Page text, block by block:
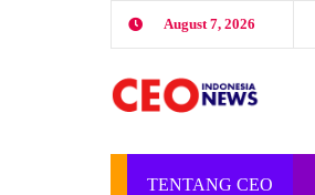
August 7, 2026
TENTANG CEO